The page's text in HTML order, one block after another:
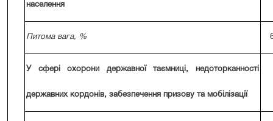
населення
Питома вага, %
У сфері охорони державної таємниці, недоторканності
державних кордонів, забезпечення призову та мобілізації